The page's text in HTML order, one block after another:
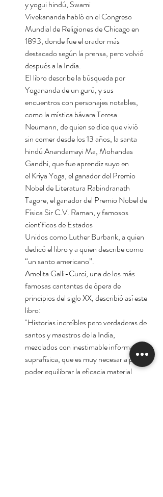
y yogui hindú, Swami
Vivekananda habló en el Congreso
Mundial de Religiones de Chicago en
1893, donde fue el orador más
destacado según la prensa, pero volvió
después a la India.
El libro describe la búsqueda por
Yogananda de un gurú, y sus
encuentros con personajes notables,
como la mística bávara Teresa
Neumann, de quien se dice que vivió
sin comer desde los 13 años, la santa
hindú Anandamayi Ma, Mohandas
Gandhi, que fue aprendiz suyo en
el Kriya Yoga, el ganador del Premio
Nobel de Literatura Rabindranath
Tagore, el ganador del Premio Nobel de
Física Sir C.V. Raman, y famosos
científicos de Estados
Unidos como Luther Burbank, a quien
dedicó el libro y a quien describe como
“un santo americano”.
Amelita Galli-Curci, una de los más
famosas cantantes de ópera de
principios del siglo XX, describió así este
libro:
"Historias increíbles pero verdaderas de
santos y maestros de la India,
mezclados con inestimable información
suprafísica, que es muy necesaria para
poder equilibrar la eficacia material